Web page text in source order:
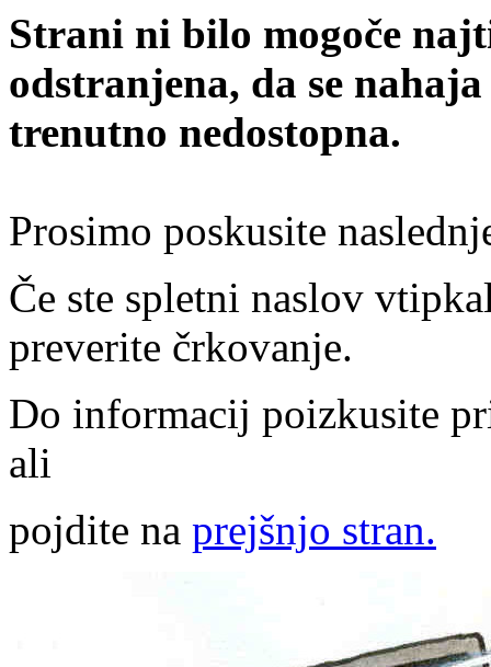
Strani ni bilo mogoče
odstranjena, da se
trenutno nedostopna.
Prosimo poskusite
Če ste spletni naslov
preverite črkovanje.
Do informacij poizkusite
ali
pojdite na prejšnjo stran.